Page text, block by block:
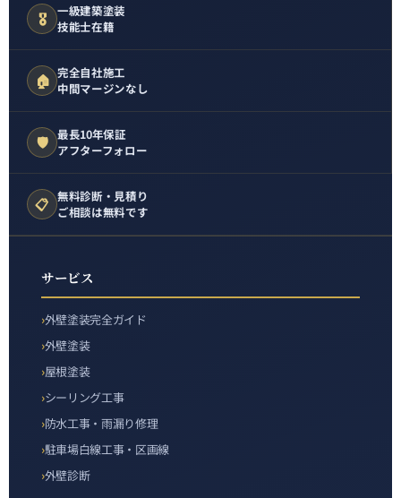
🎖️
一級建築塗装
技能士在籍
🏠 完全自社施工
中間マージンなし
🛡️ 最長10年保証
アフターフォロー
📋 無料診断・見積り
ご相談は無料です
サービス
外壁塗装完全ガイド
外壁塗装
屋根塗装
シーリング工事
防水工事・雨漏り修理
駐車場白線工事・区画線
外壁診断